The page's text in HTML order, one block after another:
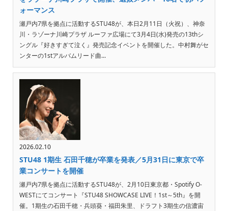
ォーマンス
瀬戸内7県を拠点に活動するSTU48が、本日2月11日（火祝）、神奈
川・ラゾーナ川崎プラザ ルーファ広場にて3月4日(水)発売の13thシ
ングル『好きすぎて泣く』発売記念イベントを開催した。中村舞がセ
ンターの1stアルバムリード曲...
2026.02.10
STU48 1期生 石田千穂が卒業を発表／5月31日に東京で卒
業コンサートを開催
瀬戸内7県を拠点に活動するSTU48が、2月10日東京都・Spotify O-
WESTにてコンサート『STU48 SHOWCASE LIVE！1st～5th』を開
催。1期生の石田千穂・兵頭葵・福田朱里、ドラフト3期生の信濃宙